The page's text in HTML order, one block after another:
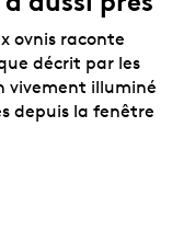
ovnis raconte
décrit par les
vivement illuminé
depuis la fenêtre